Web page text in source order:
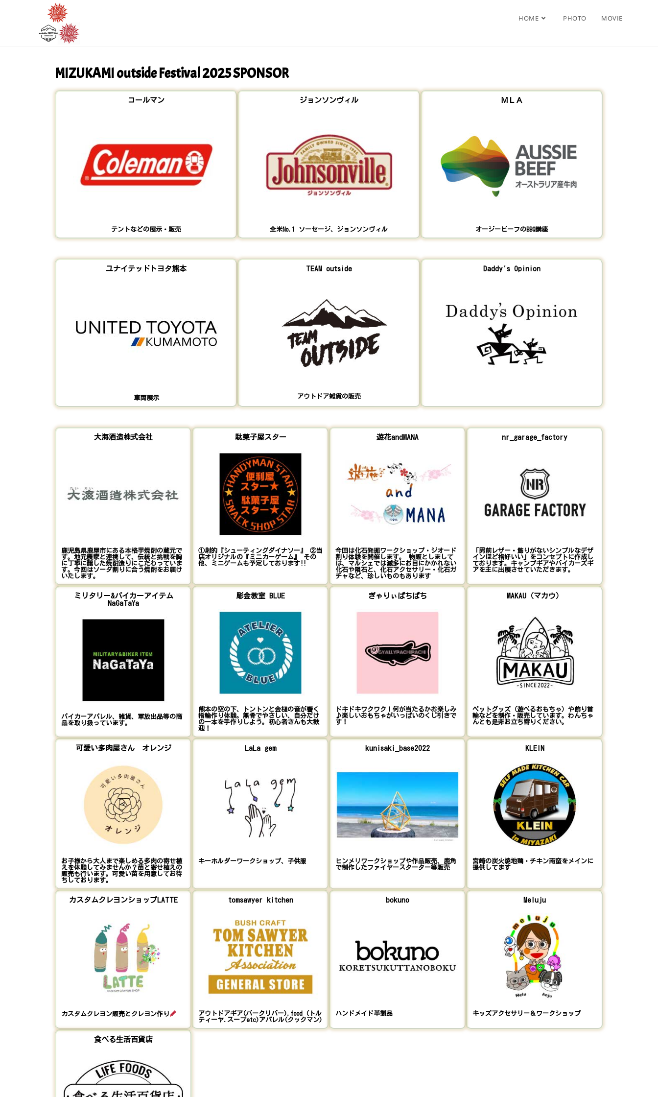
HOME PHOTO MOVIE
MIZUKAMI outside Festival 2025 SPONSOR
コールマン
テントなどの展示・販売
ジョンソンヴィル
全米No.1 ソーセージ、ジョンソンヴィル
ＭＬＡ
オージービーフのBBQ講座
ユナイテッドトヨタ熊本
車両展示
TEAM outside
アウトドア雑貨の販売
Daddy's Opinion
大海酒造株式会社
鹿児島県鹿屋市にある本格芋焼酎の蔵元で
す。地元農家と連携して、伝統と挑戦を胸
に丁寧に醸した焼酎造りにこだわっていま
す。今回はソーダ割りに合う焼酎をお届け
いたします。
駄菓子屋スター
①射的『シューティングダイナソー』 ②当
店オリジナルの『ミニカーゲーム』 その
他、ミニゲームも予定しております‼︎
遊花andMANA
今回は化石発掘ワークショップ・ジオード
割り体験を開催します。 物販としまして
は、マルシェでは滅多にお目にかかれない
化石や隕石と、化石アクセサリー・化石ガ
チャなど、珍しいものもあります
nr_garage_factory
「男前レザー・飾りがないシンプルなデザ
インほど格好いい」をコンセプトに作成し
ております。キャンプギアやバイカーズギ
アを主に出展させていただきます。
ミリタリー&バイカーアイテム
NaGaTaYa
バイカーアパレル、雑貨、軍放出品等の商
品を取り扱っています。
彫金教室 BLUE
熊本の空の下、トントンと金槌の音が響く
指輪作り体験。無骨でやさしい、自分だけ
の一本を手作りしよう。初心者さんも大歓
迎！
ぎゃりぃぱちぱち
ドキドキワクワク！何が当たるかお楽しみ
♪楽しいおもちゃがいっぱいのくじ引きで
す！
MAKAU（マカウ）
ペットグッズ（遊べるおもちゃ）や飾り首
輪などを制作・販売しています。わんちゃ
んとも是非お立ち寄りください。
可愛い多肉屋さん オレンジ
お子様から大人まで楽しめる多肉の寄せ植
えを体験してみませんか？苗と寄せ植えの
販売も行います。可愛い苗を用意してお待
ちしております。
LaLa gem
キーホルダーワークショップ、子供服
kunisaki_base2022
ヒンメリワークショップや作品販売、鹿角
で制作したファイヤースターター等販売
KLEIN
宮崎の炭火焼地鶏・チキン南蛮をメインに
提供してます
カスタムクレヨンショップLATTE
カスタムクレヨン販売とクレヨン作り
tomsawyer kitchen
アウトドアギア(バークリバー).food (トル
ティーヤ.スープetc)アパレル(クックマン)
bokuno
ハンドメイド革製品
Meluju
キッズアクセサリー＆ワークショップ
食べる生活百貨店